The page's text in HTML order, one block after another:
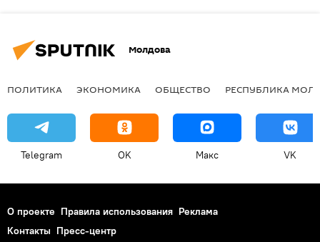
Молдова
ПОЛИТИКА ЭКОНОМИКА ОБЩЕСТВО РЕСПУБЛИКА
Telegram OK Макс VK
О проекте Правила использования Реклама
Контакты Пресс-центр